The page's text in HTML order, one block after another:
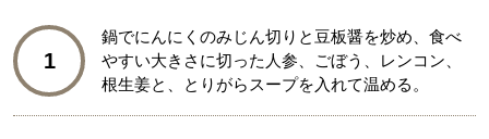
1
鍋でにんにくのみじん切りと豆板醤を炒め、食べ
やすい大きさに切った人参、ごぼう、レンコン、
根生姜と、とりがらスープを入れて温める。